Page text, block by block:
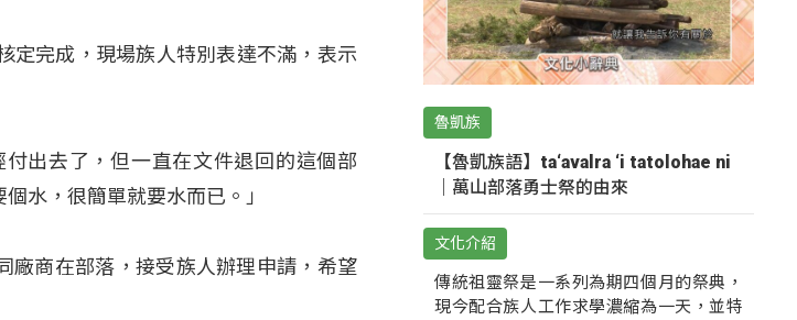
定完成，現場族人特別表達不滿，表示
出去了，但一直在文件退回的這個部
水，很簡單就要水而已。」
廠商在部落，接受族人辦理申請，希望
魯凱族
【魯凱族語】ta‘avalra ‘i tatolohae ni
｜萬山部落勇士祭的由來
文化介紹
傳統祖靈祭是一系列為期四個月的祭典，
現今配合族人工作求學濃縮為一天，並特